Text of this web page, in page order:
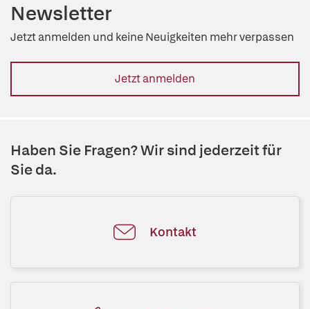
Newsletter
Jetzt anmelden und keine Neuigkeiten mehr verpassen
Jetzt anmelden
Haben Sie Fragen? Wir sind jederzeit für
Sie da.
Kontakt